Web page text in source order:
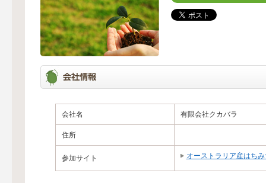
会社名 有限会社クカバラ
住所
参加サイト オーストラリア産はち